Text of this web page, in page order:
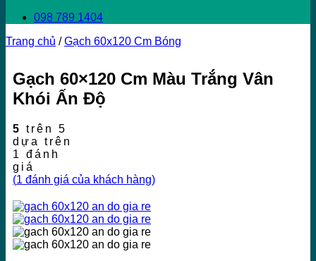
098 789 1404
Trang chủ / Gạch 60x120 Cm Bóng
Gạch 60×120 Cm Màu Trắng Vân
Khói Ấn Độ
5 trên 5
dựa trên
1
đánh
giá
(1 đánh giá của khách hàng)